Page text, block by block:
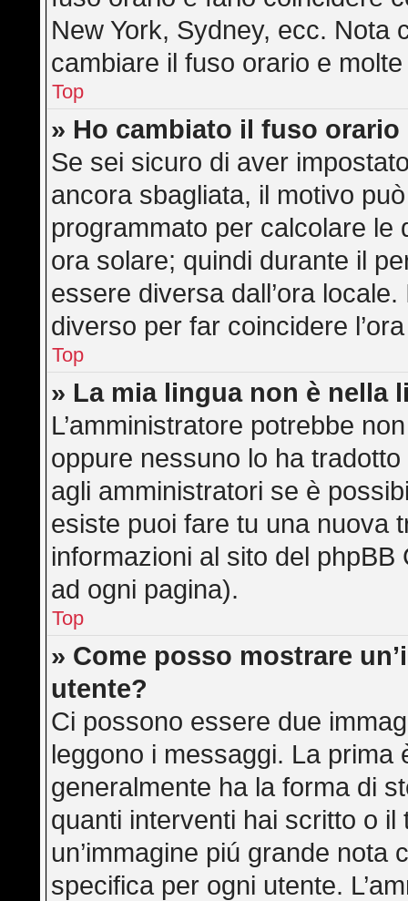
New York, Sydney, ecc. Nota
cambiare il fuso orario e
Top
» Ho cambiato il fuso orario
Se sei sicuro di aver
ancora sbagliata, il motivo
programmato per calcolare le
ora solare; quindi durante il
essere diversa dall’ora
diverso per far coincidere
Top
» La mia lingua non è nella
L’amministratore potrebbe
oppure nessuno lo ha
agli amministratori se è
esiste puoi fare tu una nuova
informazioni al sito del
ad ogni pagina).
Top
» Come posso mostrare
utente?
Ci possono essere due
leggono i messaggi. La prima
generalmente ha la forma di
quanti interventi hai scritto o
un’immagine piú grande
specifica per ogni utente.